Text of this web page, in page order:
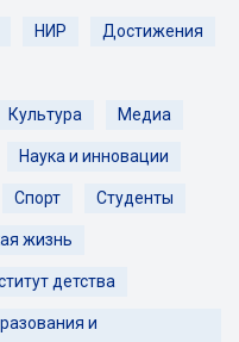
НИР Достижения
Культура Медиа
Наука и инновации
Спорт Студенты
жизнь
детства
и